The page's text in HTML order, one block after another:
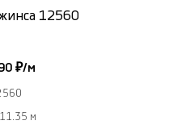
12560
₽/м
м